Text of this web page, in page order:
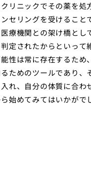
リニックでその薬を処
セリングを受けるこ
療機関との架け橋と
定されたからといっ
性は常に存在するた
ためのツールであり
れ、自分の体質に合
始めてみてはいかがで